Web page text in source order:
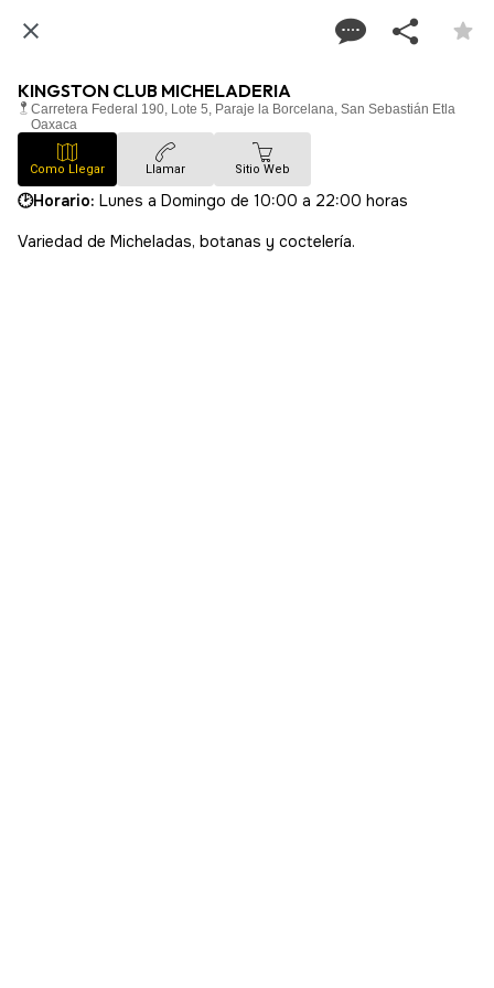
KINGSTON CLUB MICHELADERIA
Carretera Federal 190, Lote 5, Paraje la Borcelana, San Sebastián Etla
Oaxaca
Como Llegar Llamar Sitio Web
🕑Horario: Lunes a Domingo de 10:00 a 22:00 horas
Variedad de Micheladas, botanas y coctelería.